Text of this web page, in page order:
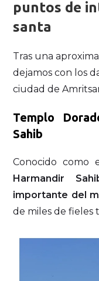
puntos de
santa
Tras una
dejamos con los
ciudad de
Templo
Sahib
Conocido como
Harmandir
importante del
de miles de fieles